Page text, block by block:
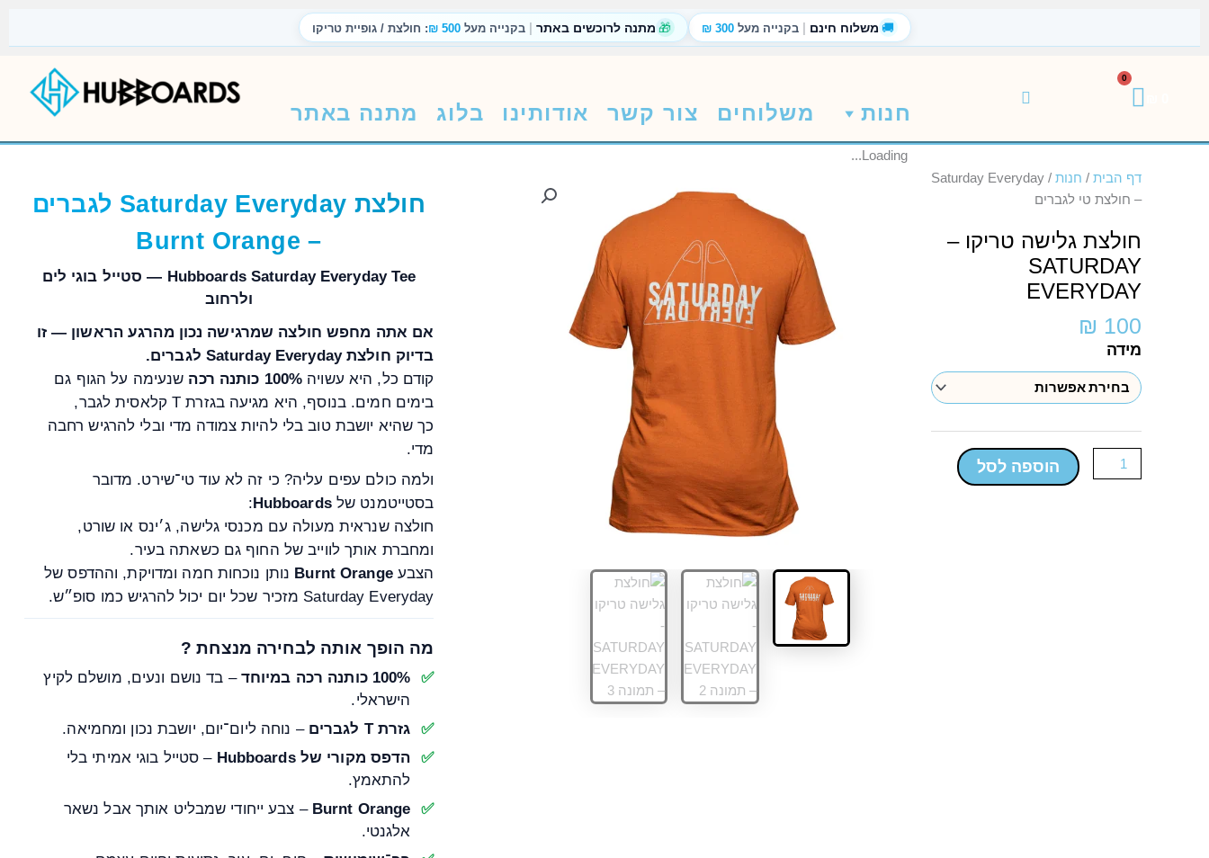
🚚 משלוח חינם | בקנייה מעל300 ₪
🎁 מתנה לרוכשים באתר | בקנייה מעל500 ₪ : חולצת / גופיית טריקו
0
עגלת
חנות משלוחים צור קשר אודותינו בלוג מתנה באתר
דף הבית / חנות /
Saturday Everyday
– חולצת טי לגברים
חולצת גלישה טריקו –
SATURDAY
EVERYDAY
₪ 100
מידה
כמות
חולצת
טריקו
-
SATURDAY
הוספה לסל
Loading...
חולצת Saturday Everyday לגברים
– Burnt Orange
Hubboards Saturday Everyday Tee — סטייל בוגי לים
ולרחוב
אם אתה מחפש חולצה שמרגישה נכון מהרגע הראשון — זו
בדיוק חולצת Saturday Everyday לגברים.
קודם כל, היא עשויה 100% כותנה רכה
שנעימה על הגוף גם
בימים חמים. בנוסף, היא מגיעה בגזרת T קלאסית לגבר,
כך שהיא יושבת טוב בלי להיות צמודה מדי ובלי להרגיש רחבה
מדי.
ולמה כולם עפים עליה? כי זה לא עוד טי־שירט. מדובר
בסטייטמנט שלHubboards
:
חולצה שנראית מעולה עם מכנסי גלישה, ג׳ינס או שורט,
ומחברת אותך לווייב של החוף גם כשאתה בעיר.
הצבעBurnt Orange נותן נוכחות חמה ומדויקת, וההדפס של
Saturday Everyday מזכיר שכל יום יכול להרגיש כמו סופ״ש.
מה הופך אותה לבחירה מנצחת ?
100% כותנה רכה במיוחד
– בד נושם ונעים, מושלם לקיץ
הישראלי.
גזרת T לגברים
– נוחה ליום־יום, יושבת נכון ומחמיאה.
הדפס מקורי של Hubboards
– סטייל בוגי אמיתי בלי
להתאמץ.
Burnt Orange – צבע ייחודי שמבליט אותך אבל נשאר
אלגנטי.